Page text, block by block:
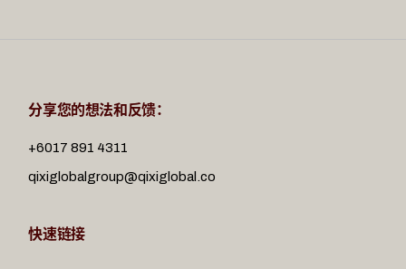
分享您的想法和反馈：
+6017 891 4311
qixiglobalgroup@qixiglobal.co
快速链接